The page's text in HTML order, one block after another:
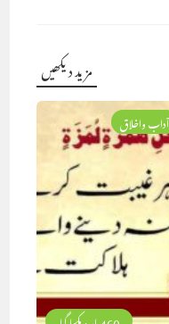
مزید دیکھیں
آداب واخلاق